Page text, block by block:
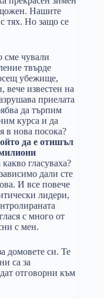
Нашите
тях. Но защо се
сме чували
твърде
убежище,
вече известен на
приелата
да търпим
курса и да
в нова посока?
да е отишъл
гласуваха?
дали сте
И все повече
лидери,
с много от
с мен.
домовете си. Те
са за
отговорни към